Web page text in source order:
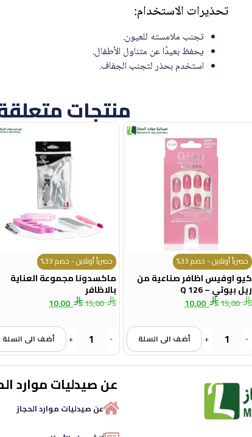
تحذيرات الاستخدام:
تجنب ملامسته للعيون.
يحفظ بعيدًا عن متناول الأطفال.
استخدم بحذر لتجنب الجفاف.
منتجات
حصرياً أونلاين - خصم 33%
كيو اوفيس اظافر صناعية من
ريل بيوتي – Q 126
15,00
10,00
-
+ أضف الى السلة
حصرياً أونلاين - خصم 33%
ماكسدونا مجموعة العناية
بالاظافر
15,00
10,00
-
+ أضف الى السلة
عن صيدليات موارد
عن صيدليات موارد الحجاز